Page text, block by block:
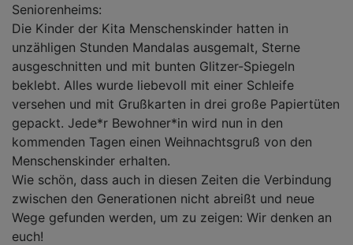
Seniorenheims:
Die Kinder der Kita Menschenskinder hatten in
unzähligen Stunden Mandalas ausgemalt, Sterne
ausgeschnitten und mit bunten Glitzer-Spiegeln
beklebt. Alles wurde liebevoll mit einer Schleife
versehen und mit Grußkarten in drei große Papiertüten
gepackt. Jede*r Bewohner*in wird nun in den
kommenden Tagen einen Weihnachtsgruß von den
Menschenskinder erhalten.
Wie schön, dass auch in diesen Zeiten die Verbindung
zwischen den Generationen nicht abreißt und neue
Wege gefunden werden, um zu zeigen: Wir denken an
euch!